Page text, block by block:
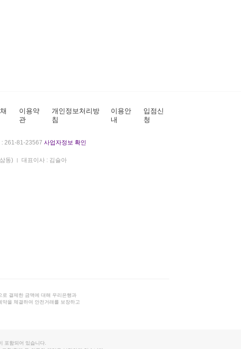
이용약
관
개인정보처리방
침
이용안
내
입점신
청
: 261-81-23567 사업자정보 확인
동)
대표이사 : 김슬아
로 결제한 금액에 대해 우리은행과
약을 체결하여 안전거래를 보장하고
포함되어 있습니다.